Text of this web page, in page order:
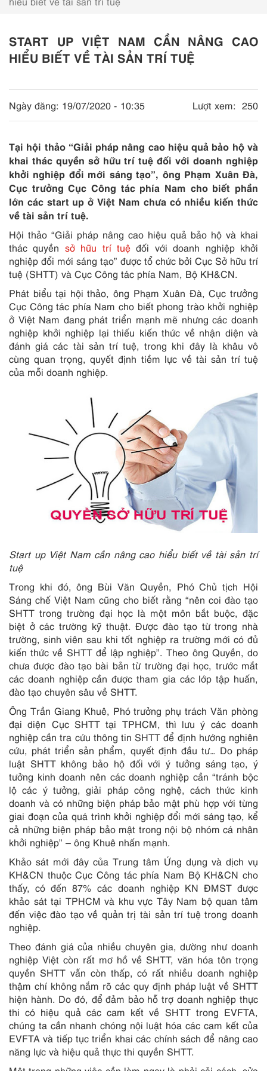
START UP VIỆT NAM CẦN NÂNG CAO
HIỂU BIẾT VỀ TÀI SẢN TRÍ TUỆ
Ngày đăng: 19/07/2020 - 10:35 Lượt xem: 250
Tại hội thảo “Giải pháp nâng cao hiệu quả bảo hộ và
khai thác quyền sở hữu trí tuệ đối với doanh nghiệp
khởi nghiệp đổi mới sáng tạo”, ông Phạm Xuân Đà,
Cục trưởng Cục Công tác phía Nam cho biết phần
lớn các start up ở Việt Nam chưa có nhiều kiến thức
về tài sản trí tuệ.
Hội thảo “Giải pháp nâng cao hiệu quả bảo hộ và khai
thác quyền sở hữu trí tuệ đối với doanh nghiệp khởi
nghiệp đổi mới sáng tạo” được tổ chức bởi Cục Sở hữu trí
tuệ (SHTT) và Cục Công tác phía Nam, Bộ KH&CN.
Phát biểu tại hội thảo, ông Phạm Xuân Đà, Cục trưởng
Cục Công tác phía Nam cho biết phong trào khởi nghiệp
ở Việt Nam đang phát triển mạnh mẽ nhưng các doanh
nghiệp khởi nghiệp lại thiếu kiến thức về nhận diện và
đánh giá các tài sản trí tuệ, trong khi đây là khâu vô
cùng quan trọng, quyết định tiềm lực về tài sản trí tuệ
của mỗi doanh nghiệp.
Start up Việt Nam cần nâng cao hiểu biết về tài sản trí
tuệ
Trong khi đó, ông Bùi Văn Quyền, Phó Chủ tịch Hội
Sáng chế Việt Nam cũng cho biết rằng “nên coi đào tạo
SHTT trong trường đại học là một môn bắt buộc, đặc
biệt ở các trường kỹ thuật. Được đào tạo từ trong nhà
trường, sinh viên sau khi tốt nghiệp ra trường mới có đủ
kiến thức về SHTT để lập nghiệp”. Theo ông Quyền, do
chưa được đào tạo bài bản từ trường đại học, trước mắt
các doanh nghiệp cần được tham gia các lớp tập huấn,
đào tạo chuyên sâu về SHTT.
Ông Trần Giang Khuê, Phó trưởng phụ trách Văn phòng
đại diện Cục SHTT tại TPHCM, thì lưu ý các doanh
nghiệp cần tra cứu thông tin SHTT để định hướng nghiên
cứu, phát triển sản phẩm, quyết định đầu tư… Do pháp
luật SHTT không bảo hộ đối với ý tưởng sáng tạo, ý
tưởng kinh doanh nên các doanh nghiệp cần “tránh bộc
lộ các ý tưởng, giải pháp công nghệ, cách thức kinh
doanh và có những biện pháp bảo mật phù hợp với từng
giai đoạn của quá trình khởi nghiệp đổi mới sáng tạo, kể
cả những biện pháp bảo mật trong nội bộ nhóm cá nhân
khởi nghiệp” – ông Khuê nhấn mạnh.
Khảo sát mới đây của Trung tâm Ứng dụng và dịch vụ
KH&CN thuộc Cục Công tác phía Nam Bộ KH&CN cho
thấy, có đến 87% các doanh nghiệp KN ĐMST được
khảo sát tại TPHCM và khu vực Tây Nam bộ quan tâm
đến việc đào tạo về quản trị tài sản trí tuệ trong doanh
nghiệp.
Theo đánh giá của nhiều chuyên gia, dường như doanh
nghiệp Việt còn rất mơ hồ về SHTT, văn hóa tôn trọng
quyền SHTT vẫn còn thấp, có rất nhiều doanh nghiệp
thậm chí không nắm rõ các quy định pháp luật về SHTT
hiện hành. Do đó, để đảm bảo hỗ trợ doanh nghiệp thực
thi có hiệu quả các cam kết về SHTT trong EVFTA,
chúng ta cần nhanh chóng nội luật hóa các cam kết của
EVFTA và tiếp tục triển khai các chính sách để nâng cao
năng lực và hiệu quả thực thi quyền SHTT.